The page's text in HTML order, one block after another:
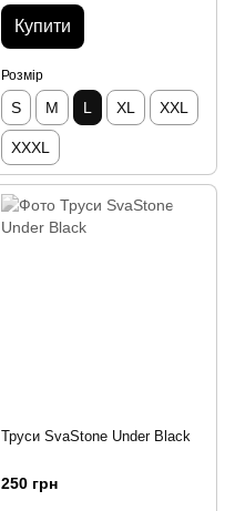
Купити
Розмір
S M L XL XXL
XXXL
Труси SvaStone Under Black
250 грн